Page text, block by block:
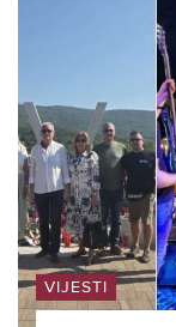
VIJESTI